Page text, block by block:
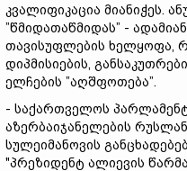
კვალიფიკაცია მიანიჭეს.
”წმიდათაწმიდას” -
თავისუფლების ხელყოფა,
დიპმისიების,
ელჩების ”აღშფოთება”.
- საქართველოს
აზერბაიჯანელების
სულეიმანოვის
"პრეზიდენტ ალიევის